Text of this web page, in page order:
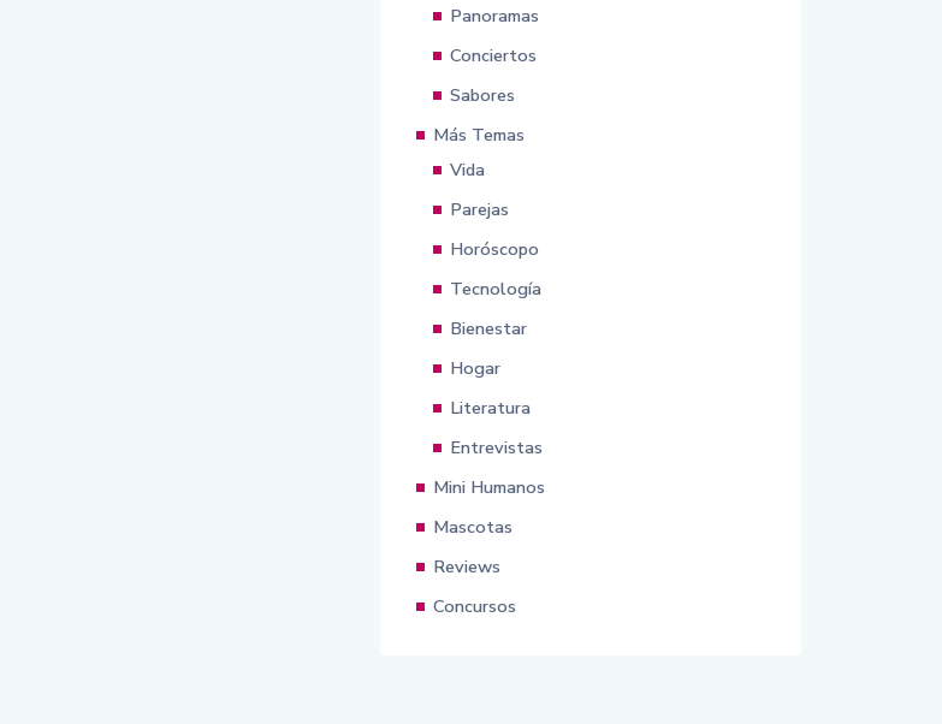
Panoramas
Conciertos
Sabores
Más Temas
Vida
Parejas
Horóscopo
Tecnología
Bienestar
Hogar
Literatura
Entrevistas
Mini Humanos
Mascotas
Reviews
Concursos